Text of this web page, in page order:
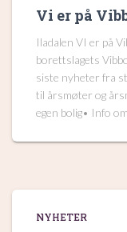
Vi er på
Iladalen VI er på
borettslagets
siste nyheter fra
til årsmøter og
egen bolig• Info om
NYHETER